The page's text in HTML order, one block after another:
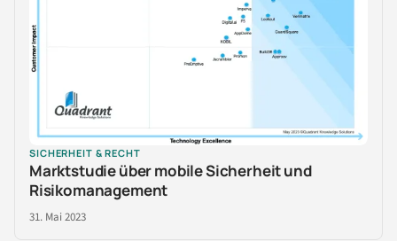
SICHERHEIT & RECHT
Marktstudie über mobile Sicherheit und
Risikomanagement
31. Mai 2023